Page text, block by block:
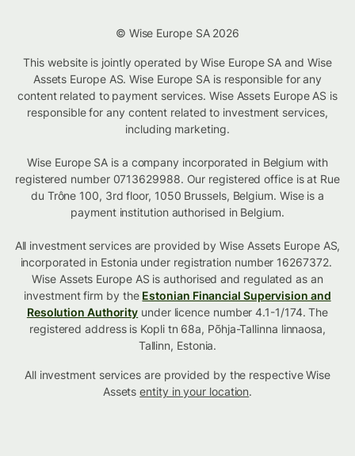
© Wise Europe SA 2026
This website is jointly operated by Wise Europe SA and Wise
Assets Europe AS. Wise Europe SA is responsible for any
content related to payment services. Wise Assets Europe AS is
responsible for any content related to investment services,
including marketing.
Wise Europe SA is a company incorporated in Belgium with
registered number 0713629988. Our registered office is at Rue
du Trône 100, 3rd floor, 1050 Brussels, Belgium. Wise is a
payment institution authorised in Belgium.
All investment services are provided by Wise Assets Europe AS,
incorporated in Estonia under registration number 16267372.
Wise Assets Europe AS is authorised and regulated as an
investment firm by the Estonian Financial Supervision and
Resolution Authority under licence number 4.1-1/174. The
registered address is Kopli tn 68a, Põhja-Tallinna linnaosa,
Tallinn, Estonia.
All investment services are provided by the respective Wise
Assetsentity in your location.